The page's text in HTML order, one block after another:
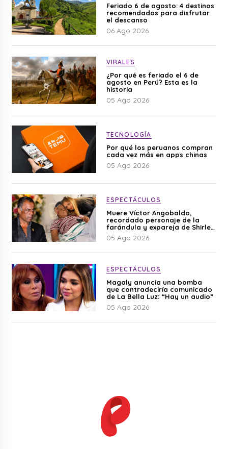
Feriado 6 de agosto: 4 destinos
recomendados para disfrutar
el descanso
06 Ago 2026
VIRALES
¿Por qué es feriado el 6 de
agosto en Perú? Esta es la
historia
05 Ago 2026
TECNOLOGÍA
Por qué los peruanos compran
cada vez más en apps chinas
05 Ago 2026
ESPECTÁCULOS
Muere Víctor Angobaldo,
recordado personaje de la
farándula y expareja de Shirley
Cherres
05 Ago 2026
ESPECTÁCULOS
Magaly anuncia una bomba
que contradeciría comunicado
de La Bella Luz: “Hay un audio”
05 Ago 2026